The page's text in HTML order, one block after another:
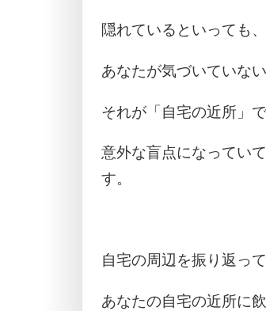
隠れているといっても
あなたが気づいていない
それが「自宅の近所」で
意外な盲点になってい
す。
自宅の周辺を振り返っ
あなたの自宅の近所に